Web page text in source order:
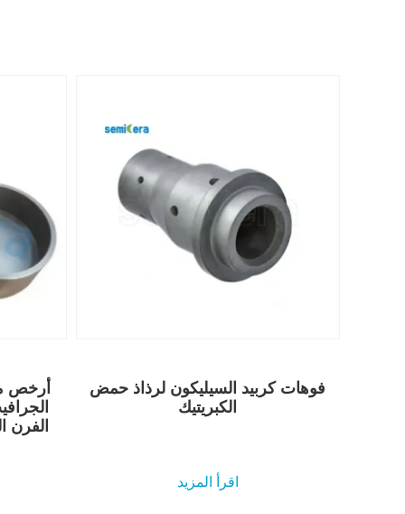
أرخص
الفرن
فوهات كربيد السيليكون لرذاذ حمض
الكبريتيك
اقرأ المزيد